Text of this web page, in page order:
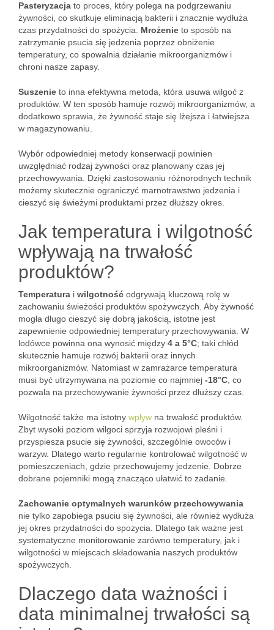
Pasteryzacja to proces, który polega na podgrzewaniu
żywności, co skutkuje eliminacją bakterii i znacznie wydłuża
czas przydatności do spożycia. Mrożenie to sposób na
zatrzymanie psucia się jedzenia poprzez obniżenie
temperatury, co spowalnia działanie mikroorganizmów i
chroni nasze zapasy.
Suszenie to inna efektywna metoda, która usuwa wilgoć z
produktów. W ten sposób hamuje rozwój mikroorganizmów, a
dodatkowo sprawia, że żywność staje się lżejsza i łatwiejsza
w magazynowaniu.
Wybór odpowiedniej metody konserwacji powinien
uwzględniać rodzaj żywności oraz planowany czas jej
przechowywania. Dzięki zastosowaniu różnorodnych technik
możemy skutecznie ograniczyć marnotrawstwo jedzenia i
cieszyć się świeżymi produktami przez dłuższy okres.
Jak temperatura i wilgotność
wpływają na trwałość
produktów?
Temperatura i wilgotność odgrywają kluczową rolę w
zachowaniu świeżości produktów spożywczych. Aby żywność
mogła długo cieszyć się dobrą jakością, istotne jest
zapewnienie odpowiedniej temperatury przechowywania. W
lodówce powinna ona wynosić między 4 a 5°C; taki chłód
skutecznie hamuje rozwój bakterii oraz innych
mikroorganizmów. Natomiast w zamrażarce temperatura
musi być utrzymywana na poziomie co najmniej -18°C , co
pozwala na przechowywanie żywności przez dłuższy czas.
Wilgotność także ma istotny wpływ na trwałość produktów.
Zbyt wysoki poziom wilgoci sprzyja rozwojowi pleśni i
przyspiesza psucie się żywności, szczególnie owoców i
warzyw. Dlatego warto regularnie kontrolować wilgotność w
pomieszczeniach, gdzie przechowujemy jedzenie. Dobrze
dobrane pojemniki mogą znacząco ułatwić to zadanie.
Zachowanie optymalnych warunków przechowywania
nie tylko zapobiega psuciu się żywności, ale również wydłuża
jej okres przydatności do spożycia. Dlatego tak ważne jest
systematyczne monitorowanie zarówno temperatury, jak i
wilgotności w miejscach składowania naszych produktów
spożywczych.
Dlaczego data ważności i
data minimalnej trwałości są